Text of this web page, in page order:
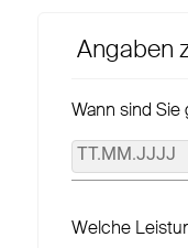
Angaben
Wann sind Sie
TT.MM.JJJJ
Welche